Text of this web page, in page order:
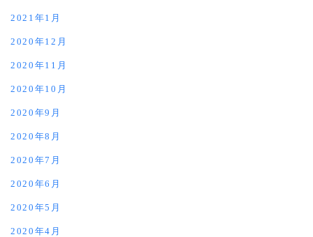
2021年1月
2020年12月
2020年11月
2020年10月
2020年9月
2020年8月
2020年7月
2020年6月
2020年5月
2020年4月